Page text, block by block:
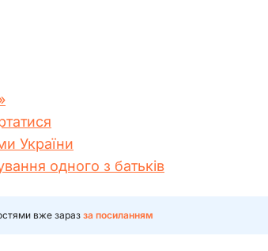
України
одного з батьків
вже зараз за посиланням